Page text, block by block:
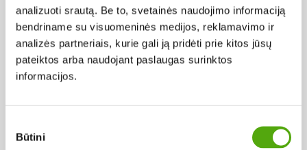
analizuoti srautą. Be to, svetainės naudojimo informaciją
bendriname su visuomeninės medijos, reklamavimo ir
analizės partneriais, kurie gali ją pridėti prie kitos jūsų
pateiktos arba naudojant paslaugas surinktos
informacijos.
pasirinkimas
Būtini